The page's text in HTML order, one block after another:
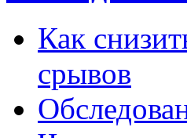
Как
срывов